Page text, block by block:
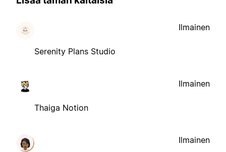
Serenity Plans Studio
Ilmainen
Thaiga Notion
Ilmainen
Ilmainen